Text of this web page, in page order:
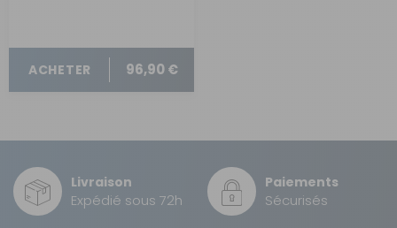
ACHETER 96,90 €
Livraison
Expédié sous 72h
Paiements
Sécurisés